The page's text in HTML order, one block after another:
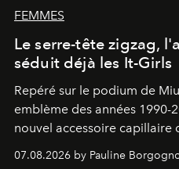
FEMMES
Le serre-tête zigzag,
séduit déjà les It-Girls
Repéré sur le podium de
emblème des années 1990-
nouvel accessoire capillaire
s'arrachent déjà.
07.08.2026 by Pauline